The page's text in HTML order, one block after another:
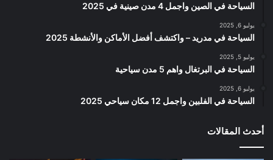
السياحة في الصين واجمل 4 مدن صينية في 2025
يوليو 6, 2025
السياحة في مدريد – واكتشف أفضل الأماكن والأنشطة 2025
يوليو 5, 2025
السياحة في البرتغال واهم 5 مدن سياحية
يوليو 6, 2025
السياحة في الفلبين واجمل 12 مكان سياحي 2025
أحدث المقالات